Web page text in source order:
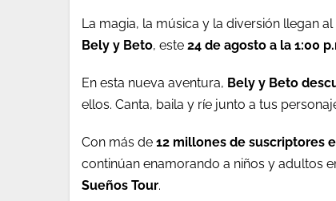
La magia, la música y la diversión llegan al
Bely y Beto, este 24 de agosto a la 1:00
En esta nueva aventura, Bely y Beto
ellos. Canta, baila y ríe junto a tus
Con más de 12 millones de suscriptores
continúan enamorando a niños y adultos
Sueños Tour.